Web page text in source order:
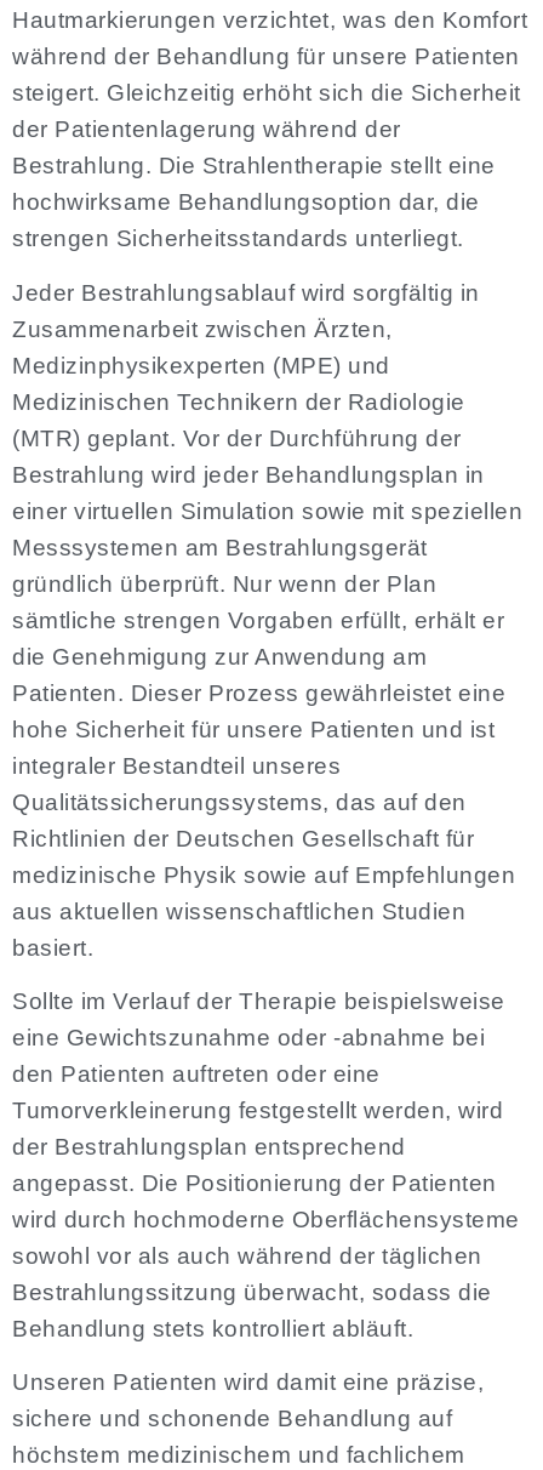
Hautmarkierungen verzichtet, was den Komfort
während der Behandlung für unsere Patienten
steigert. Gleichzeitig erhöht sich die Sicherheit
der Patientenlagerung während der
Bestrahlung. Die Strahlentherapie stellt eine
hochwirksame Behandlungsoption dar, die
strengen Sicherheitsstandards unterliegt.
Jeder Bestrahlungsablauf wird sorgfältig in
Zusammenarbeit zwischen Ärzten,
Medizinphysikexperten (MPE) und
Medizinischen Technikern der Radiologie
(MTR) geplant. Vor der Durchführung der
Bestrahlung wird jeder Behandlungsplan in
einer virtuellen Simulation sowie mit speziellen
Messsystemen am Bestrahlungsgerät
gründlich überprüft. Nur wenn der Plan
sämtliche strengen Vorgaben erfüllt, erhält er
die Genehmigung zur Anwendung am
Patienten. Dieser Prozess gewährleistet eine
hohe Sicherheit für unsere Patienten und ist
integraler Bestandteil unseres
Qualitätssicherungssystems, das auf den
Richtlinien der Deutschen Gesellschaft für
medizinische Physik sowie auf Empfehlungen
aus aktuellen wissenschaftlichen Studien
basiert.
Sollte im Verlauf der Therapie beispielsweise
eine Gewichtszunahme oder -abnahme bei
den Patienten auftreten oder eine
Tumorverkleinerung festgestellt werden, wird
der Bestrahlungsplan entsprechend
angepasst. Die Positionierung der Patienten
wird durch hochmoderne Oberflächensysteme
sowohl vor als auch während der täglichen
Bestrahlungssitzung überwacht, sodass die
Behandlung stets kontrolliert abläuft.
Unseren Patienten wird damit eine präzise,
sichere und schonende Behandlung auf
höchstem medizinischem und fachlichem